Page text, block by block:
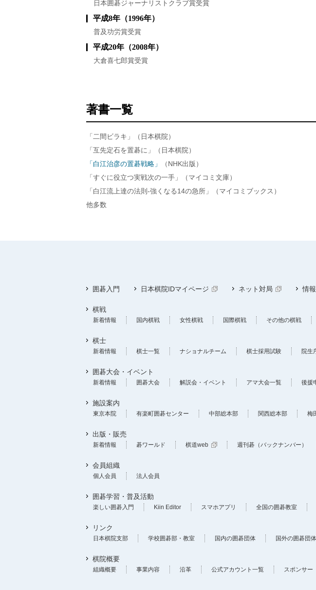
日本囲碁ジャーナリストクラブ賞受賞
平成8年（1996年）
普及功労賞受賞
平成20年（2008年）
大倉喜七郎賞受賞
著書一覧
「二間ビラキ」（日本棋院）
「互先定石を置碁に」（日本棋院）
「白江治彦の置碁戦略」
（NHK出版）
「すぐに役立つ実戦次の一手」（マイコミ文庫）
「白江流上達の法則-強くなる14の急所」（マイコミブックス）
他多数
囲碁入門 日本棋院IDマイページ ネット対局 情
棋戦
新着情報 国内棋戦 女性棋戦 国際棋戦 その他の棋戦
棋士
新着情報 棋士一覧 ナショナルチーム 棋士採用試験 院生
囲碁大会・イベント
新着情報 囲碁大会 解説会・イベント アマ大会一覧 後援
施設案内
東京本院 有楽町囲碁センター 中部総本部 関西総本部 梅
出版・販売
新着情報 碁ワールド 棋道web 週刊碁（バックナンバー）
会員組織
個人会員 法人会員
囲碁学習・普及活動
楽しい囲碁入門 Kiin Editor スマホアプリ 全国の囲碁教室
リンク
日本棋院支部 学校囲碁部・教室 国内の囲碁団体 国外の囲碁団体
棋院概要
組織概要 事業内容 沿革 公式アカウント一覧 スポンサー